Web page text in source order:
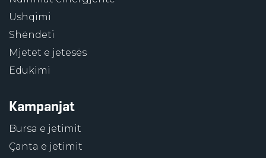
Ushqimi
Shëndeti
Mjetet e jetesës
Edukimi
Kampanjat
Bursa e jetimit
Çanta e jetimit